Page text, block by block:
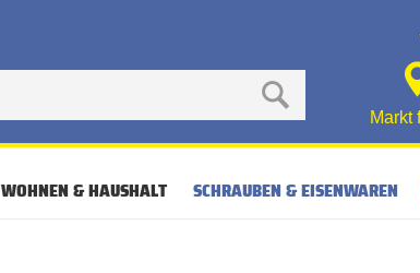
Markt
WOHNEN & HAUSHALT SCHRAUBEN & EISENWAREN